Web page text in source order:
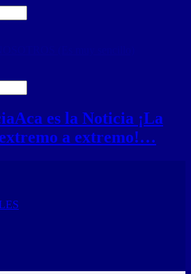
Aca es la Noticia ¡La
a extremo!…